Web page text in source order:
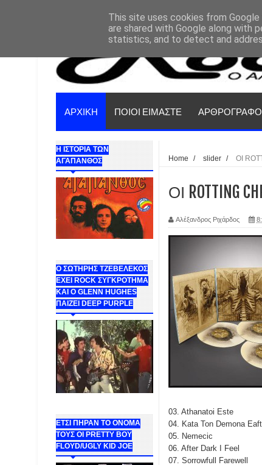
ΑΡΧΙΚΗ ΠΟΙΟΙ ΕΙΜΑΣΤΕ
Η ΙΣΤΟΡΙΑ ΤΩΝ
ΑΓΑΠΑΝΘΟΣ
Ο ΣΩΤΗΡΗΣ ΤΖΕΒΕΛΕΚΟΣ
ΕΧΕΙ ROCK ΣΥΓΚΡΟΤΗΜΑ
ΚΑΙ Ο GLENN HUGHES
ΠΑΙΖΕΙ DEEP PURPLE
ΕΤΣΙ ΠΗΡΑΝ ΤΟ ΟΝΟΜΑ
ΤΟΥΣ ΟΙ PRETTY BOY
FLOYD/UGLY KID JOE
Home / slider / ΟΙ
ΟΙ
Αλέξανδρος Ριχάρδος
03. Athanatoi Este
04. Kata Ton Demona
05. Nemecic
06. After Dark I Feel
07. Sorrowfull Farewell
This site uses cookies from
are shared with Google along with
statistics, and to detect and